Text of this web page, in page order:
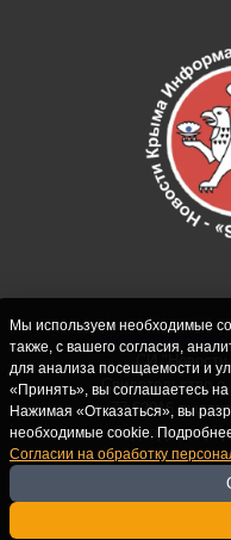
СИ
Свидетельство
77-62916
надзору в
технологий и
главный
Мы используем необходимые
также, с вашего согласия,
для анализа посещаемости и
«Принять», вы соглашаетесь
Нажимая «Отказаться», вы
необходимые cookie.
Согласии на обработку